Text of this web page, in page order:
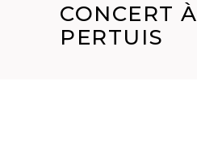
CONCERT À
PERTUIS